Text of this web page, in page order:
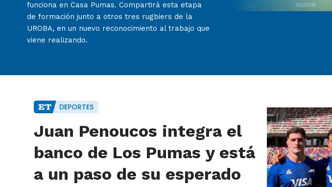
funciona en Casa Pumas. Compartirá esta etapa
de formación junto a otros tres rugbiers de la
UROBA, en un nuevo reconocimiento al trabajo que
viene realizando.
DEPORTES
Juan Penoucos integra el
banco de Los Pumas y está
a un paso de su esperado